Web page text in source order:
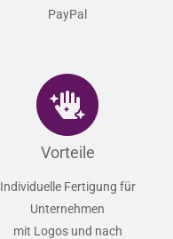
PayPal
Vorteile
Individuelle Fertigung für
Unternehmen
mit Logos und nach